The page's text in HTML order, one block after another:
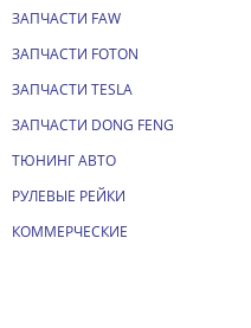
ЗАПЧАСТИ FAW
ЗАПЧАСТИ FOTON
ЗАПЧАСТИ TESLA
ЗАПЧАСТИ DONG FENG
ТЮНИНГ АВТО
РУЛЕВЫЕ РЕЙКИ
КОММЕРЧЕСКИЕ